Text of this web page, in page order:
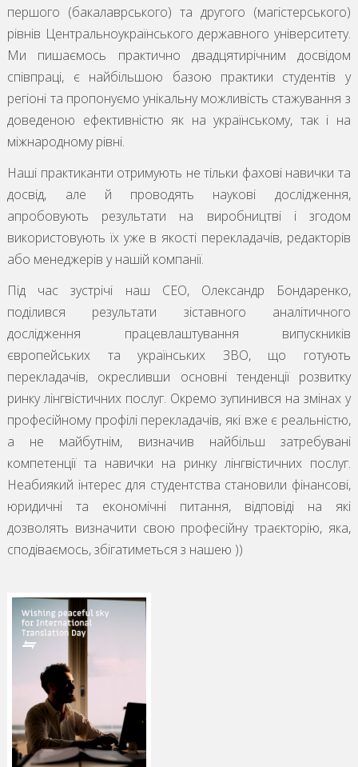
першого (бакалаврського) та другого (магістерського)
рівнів Центральноукраїнського державного університету.
Ми пишаємось практично двадцятирічним досвідом
співпраці, є найбільшою базою практики студентів у
регіоні та пропонуємо унікальну можливість стажування з
доведеною ефективністю як на українському, так і на
міжнародному рівні.
Наші практиканти отримують не тільки фахові навички та
досвід, але й проводять наукові дослідження,
апробовують результати на виробництві і згодом
використовують їх уже в якості перекладачів, редакторів
або менеджерів у нашій компанії.
Під час зустрічі наш СEO, Олександр Бондаренко,
поділився результати зіставного аналітичного
дослідження працевлаштування випускників
європейських та українських ЗВО, що готують
перекладачів, окресливши основні тенденції розвитку
ринку лінгвістичних послуг. Окремо зупинився на змінах у
професійному профілі перекладачів, які вже є реальністю,
а не майбутнім, визначив найбільш затребувані
компетенції та навички на ринку лінгвістичних послуг.
Неабиякий інтерес для студентства становили фінансові,
юридичні та економічні питання, відповіді на які
дозволять визначити свою професійну траєкторію, яка,
сподіваємось, збігатиметься з нашею ))